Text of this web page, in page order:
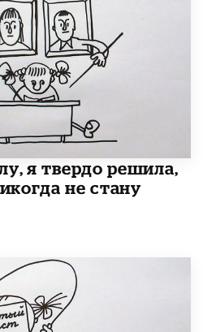
я твердо решила,
не стану